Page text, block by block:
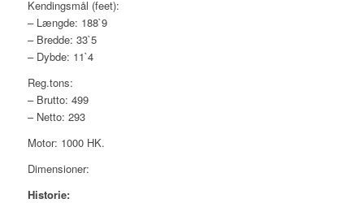
Kendingsmål (feet):
– Længde: 188`9
– Bredde: 33`5
– Dybde: 11`4
Reg.tons:
– Brutto: 499
– Netto: 293
Motor: 1000 HK.
Dimensioner:
Historie: